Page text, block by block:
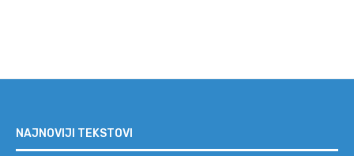
NAJNOVIJI TEKSTOVI